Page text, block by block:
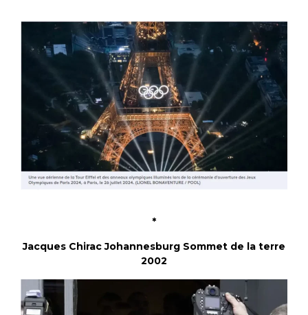
*
Jacques Chirac Johannesburg Sommet de la terre
2002